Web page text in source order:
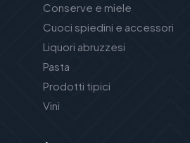
Conserve e miele
Cuoci spiedini e accessori
Liquori abruzzesi
Pasta
Prodotti tipici
Vini